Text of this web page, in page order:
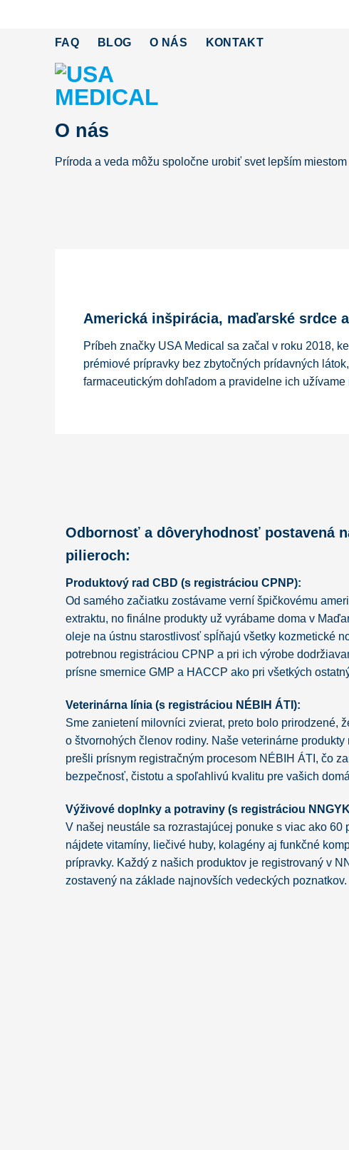
FAQ BLOG O NÁS KONTAKT
O nás
Príroda a veda môžu spoločne urobiť svet lepším miestom
Americká inšpirácia, maďarské srdce
Príbeh značky USA Medical sa začal v roku 2018,
prémiové prípravky bez zbytočných prídavných
farmaceutickým dohľadom a pravidelne ich
Odbornosť a dôveryhodnosť postavená
pilieroch:
Produktový rad CBD (s registráciou CPNP):
Od samého začiatku zostávame verní špičkovému
extraktu, no finálne produkty už vyrábame doma v
oleje na ústnu starostlivosť spĺňajú všetky kozmetické
potrebnou registráciou CPNP a pri ich výrobe
prísne smernice GMP a HACCP ako pri všetkých
Veterinárna línia (s registráciou NÉBIH ÁTI):
Sme zanietení milovníci zvierat, preto bolo prirodzené,
o štvornohých členov rodiny. Naše veterinárne produkty
prešli prísnym registračným procesom NÉBIH ÁTI, čo
bezpečnosť, čistotu a spoľahlivú kvalitu pre vašich
Výživové doplnky a potraviny (s registráciou NNGYK
V našej neustále sa rozrastajúcej ponuke s viac ako 60
nájdete vitamíny, liečivé huby, kolagény aj funkčné
prípravky. Každý z našich produktov je registrovaný v
zostavený na základe najnovších vedeckých poznatkov.